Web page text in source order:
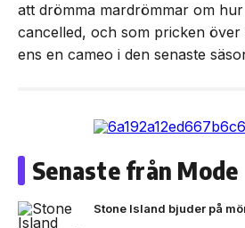
att drömma mardrömmar om
cancelled, och som pricken över
ens en cameo i den senaste
Senaste från Mode
Stone Island bjuder på